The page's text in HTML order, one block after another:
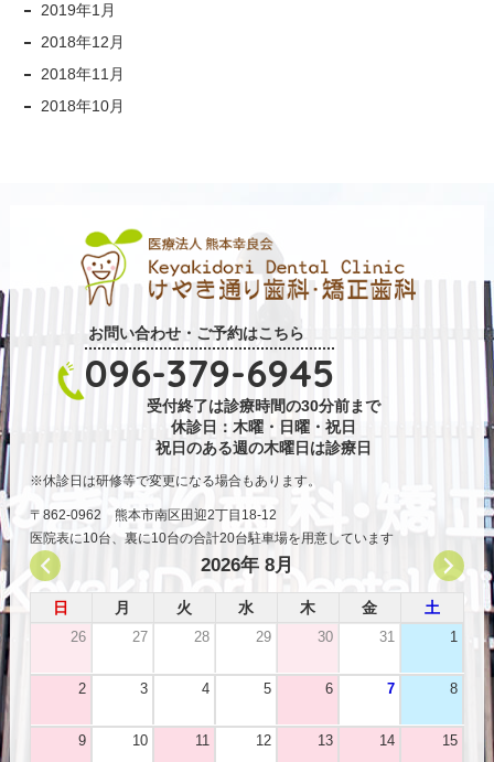
2019年1月
2018年12月
2018年11月
2018年10月
お問い合わせ・ご予約はこちら
096-379-6945
受付終了は診療時間の30分前まで
休診日：木曜・日曜・祝日
祝日のある週の木曜日は診療日
休診日は研修等で変更になる場合もあります。
〒862-0962 熊本市南区田迎2丁目18-12
医院表に10台、裏に10台の合計20台駐車場を用意しています
2026年 8月
日 月 火 水 木 金 土
26 27 28 29 30 31 1
2 3 4 5 6 7 8
9 10 11 12 13 14 15